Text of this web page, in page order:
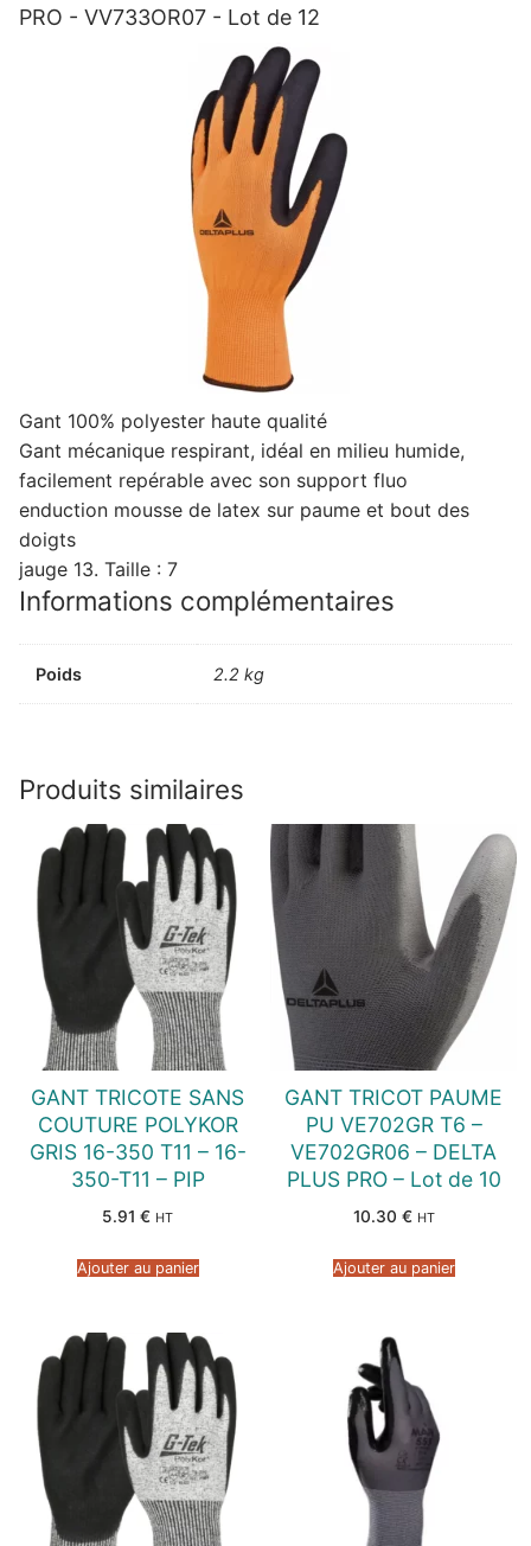
-
PRO - VV733OR07 - Lot de 12
Gant 100% polyester haute qualité
Gant mécanique respirant, idéal en milieu humide,
facilement repérable avec son support fluo
enduction mousse de latex sur paume et bout des
doigts
jauge 13. Taille : 7
Informations complémentaires
Poids 2.2 kg
Produits similaires
GANT TRICOTE SANS
COUTURE POLYKOR
GRIS 16-350 T11 – 16-
350-T11 – PIP
5.91 € HT
Ajouter au panier
GANT TRICOT PAUME
PU VE702GR T6 –
VE702GR06 – DELTA
PLUS PRO – Lot de 10
10.30 € HT
Ajouter au panier